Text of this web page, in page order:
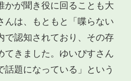
かが聞き役に回ることも大
んは、もともと「喋らない
で認知されており、その存
てきました。ゆいぴすさん
話題になっている」という